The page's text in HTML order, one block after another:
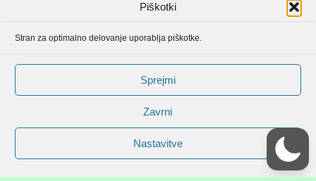
Piškotki
Stran za optimalno delovanje uporablja piškotke.
Sprejmi
Zavrni
Nastavitve
Avtorske pravice spletišča Svetniki, mučenci in blaženi od © 2006 . Vse
Magazine Basic shema strani odbavotasan.com.